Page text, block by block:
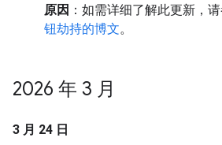
原因 ：如需详细了解此更新，
钮劫持的博文。
2026 年 3 月
3 月 24 日